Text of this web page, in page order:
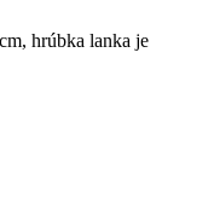
hrúbka lanka je